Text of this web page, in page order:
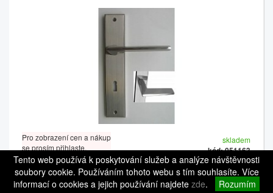
Pro zobrazení cen a nákup
se prosím přihlaste.
skladem
kód: 051163
Balení 1: 1 ks
Balení 2: 6 ks
Tento web používá k poskytování služeb a analýze návštěvnosti
soubory cookie. Používáním tohoto webu s tím souhlasíte. Více
informací o cookies a jejich používání najdete zde. Rozumím